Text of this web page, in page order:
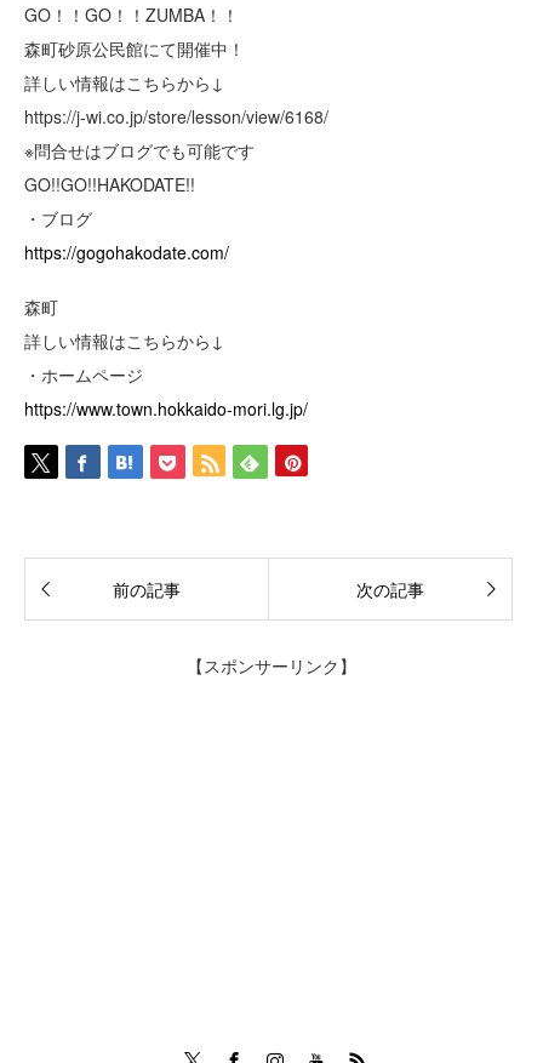
GO！！GO！！ZUMBA！！
森町砂原公民館にて開催中！
詳しい情報はこちらから↓
https://j-wi.co.jp/store/lesson/view/6168/
※問合せはブログでも可能です
GO!!GO!!HAKODATE!!
・ブログ
https://gogohakodate.com/
森町
詳しい情報はこちらから↓
・ホームページ
https://www.town.hokkaido-mori.lg.jp/
前の記事 次の記事
【スポンサーリンク】
InstagramTumblr RSS